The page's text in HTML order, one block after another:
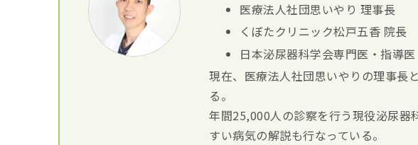
医療法人社団思いやり 理事長
くぼたクリニック松戸五香 院長
日本泌尿器科学会専門医・指導医
現在、医療法人社団思いやりの理事長
る。
年間25,000人の診察を行う現役泌尿器
すい病気の解説も行なっている。